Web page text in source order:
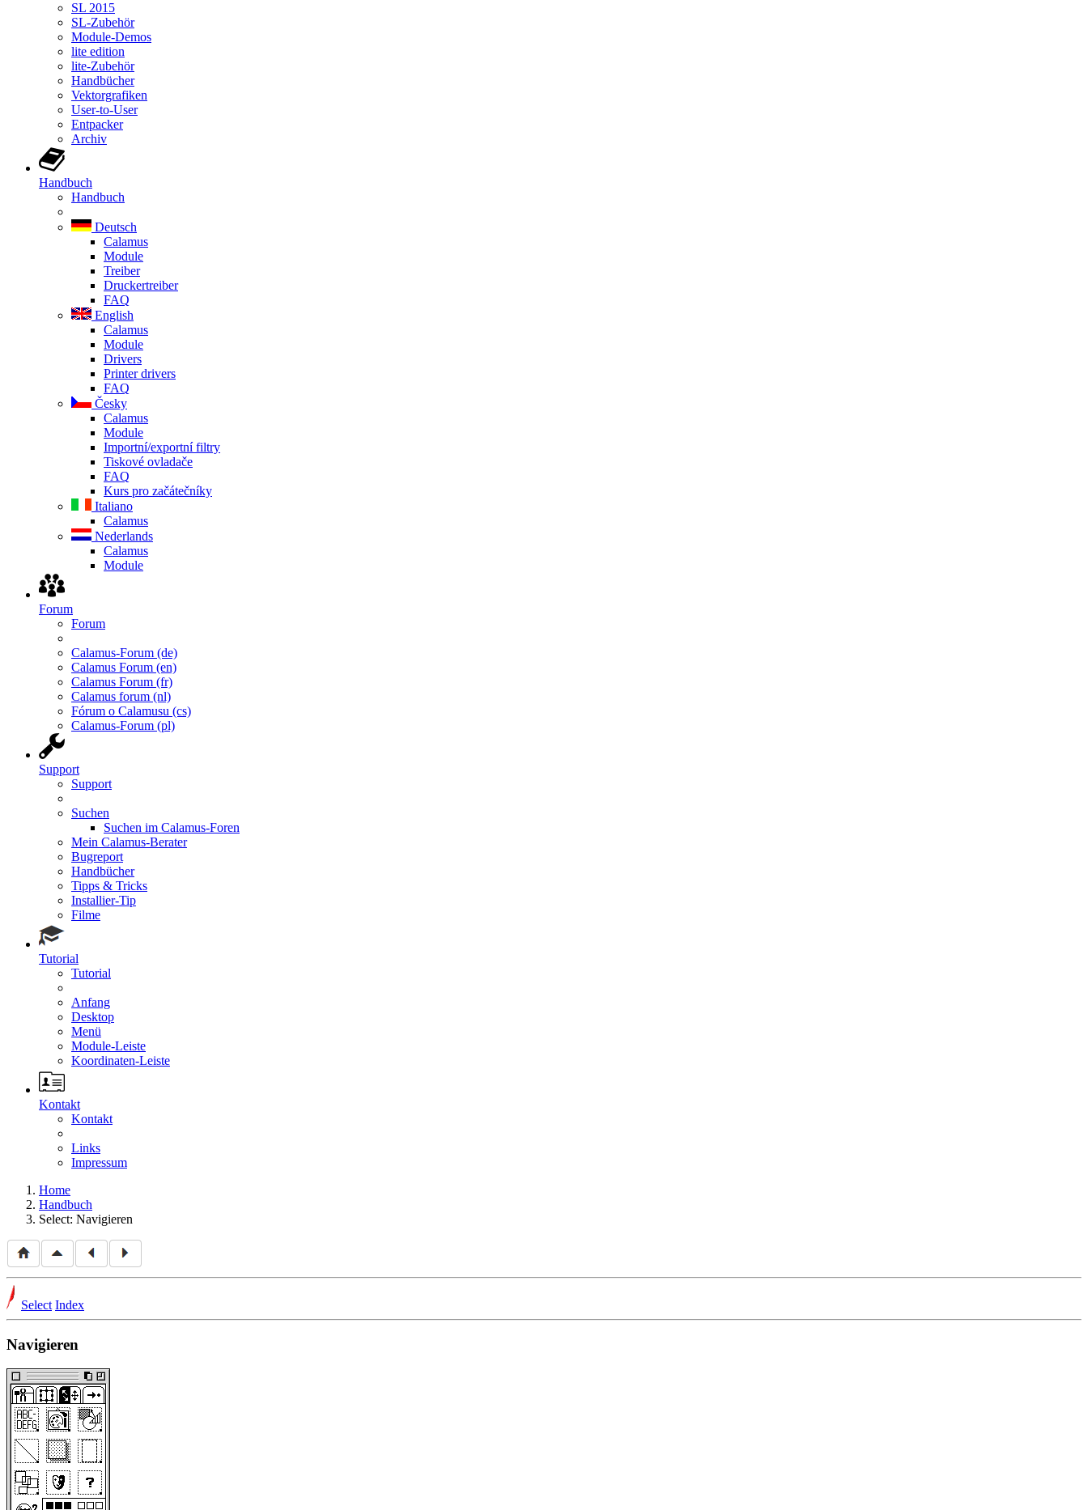
SL 2015
SL-Zubehör
Module-Demos
lite edition
lite-Zubehör
Handbücher
Vektorgrafiken
User-to-User
Entpacker
Archiv
Handbuch
Handbuch
Deutsch
Calamus
Module
Treiber
Druckertreiber
FAQ
English
Calamus
Module
Drivers
Printer drivers
FAQ
Česky
Calamus
Module
Importní/exportní filtry
Tiskové ovladače
FAQ
Kurs pro začátečníky
Italiano
Calamus
Nederlands
Calamus
Module
Forum
Forum
Calamus-Forum (de)
Calamus Forum (en)
Calamus Forum (fr)
Calamus forum (nl)
Fórum o Calamusu (cs)
Calamus-Forum (pl)
Support
Support
Suchen
Suchen im Calamus-Foren
Mein Calamus-Berater
Bugreport
Handbücher
Tipps & Tricks
Installier-Tip
Filme
Tutorial
Tutorial
Anfang
Desktop
Menü
Module-Leiste
Koordinaten-Leiste
Kontakt
Kontakt
Links
Impressum
Home
Handbuch
Select: Navigieren
Select Index
Navigieren